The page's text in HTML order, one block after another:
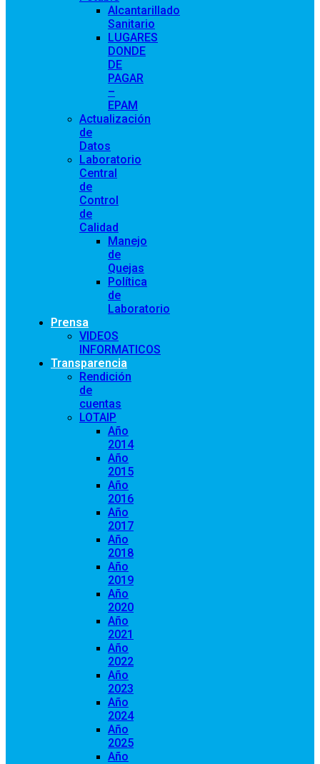
Alcantarillado
Sanitario
LUGARES
DONDE
DE
PAGAR
–
EPAM
Actualización
de
Datos
Laboratorio
Central
de
Control
de
Calidad
Manejo
de
Quejas
Política
de
Laboratorio
Prensa
VIDEOS
INFORMATICOS
Transparencia
Rendición
de
cuentas
LOTAIP
Año
2014
Año
2015
Año
2016
Año
2017
Año
2018
Año
2019
Año
2020
Año
2021
Año
2022
Año
2023
Año
2024
Año
2025
Año